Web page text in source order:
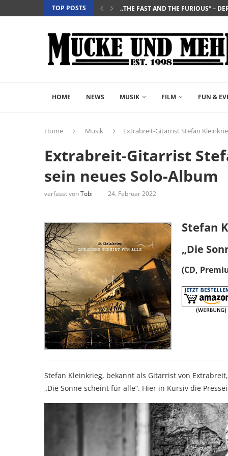
TOP POSTS
„SALZ UND WASSER – MIT DER
HOME NEWS MUSIK FILM FUN &
Home Musik Extrabreit-Gitarrist Stefan
Extrabreit-Gitarrist
sein neues Solo-Album
verfasst vonTobi 24. Februar 2022
Stefan
„Die
(CD,
Stefan Kleinkrieg, bekannt als Gitarrist von
„Die Sonne scheint für alle“. Hier in Kursiv die